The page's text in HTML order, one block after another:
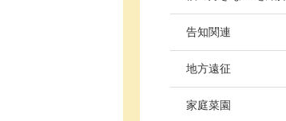
告知関連
地方遠征
家庭菜園